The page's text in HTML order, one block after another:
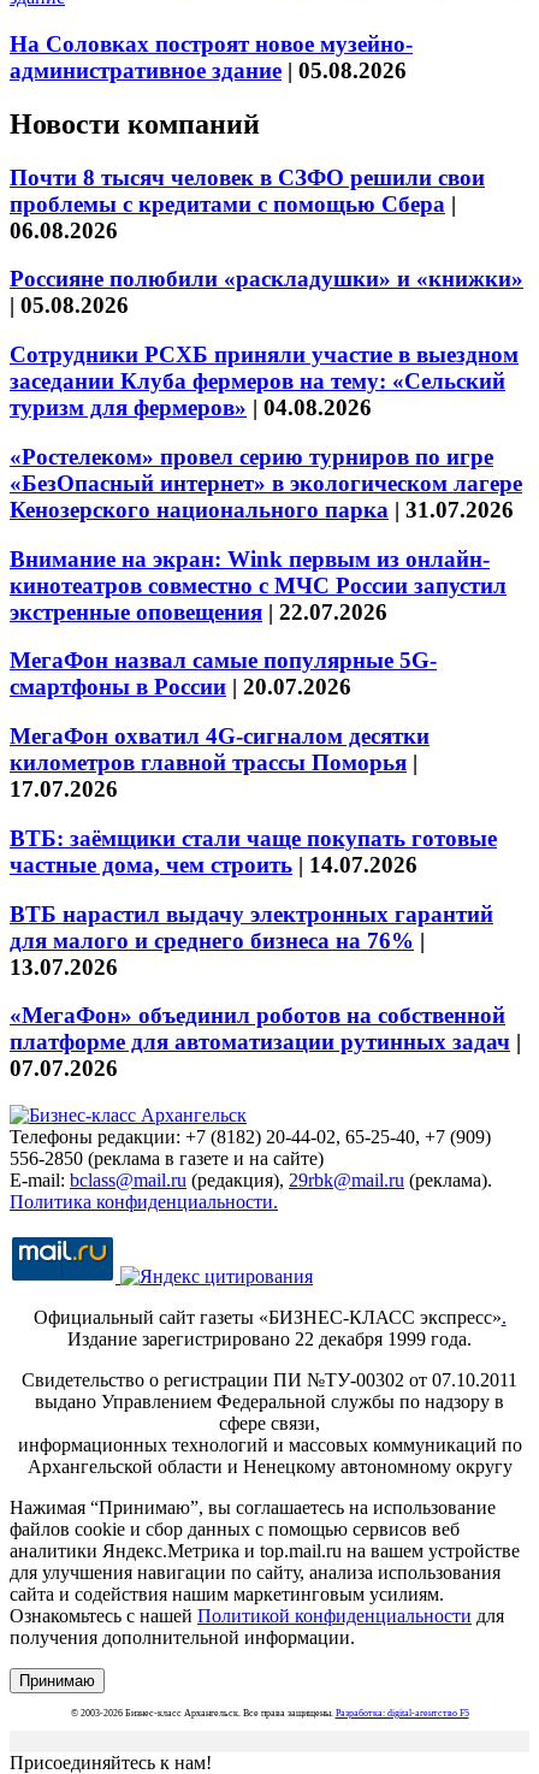
На Соловках построят новое музейно-
административное здание | 05.08.2026
Новости компаний
Почти 8 тысяч человек в СЗФО решили свои
проблемы с кредитами с помощью Сбера |
06.08.2026
Россияне полюбили «раскладушки» и «книжки»
| 05.08.2026
Сотрудники РСХБ приняли участие в выездном
заседании Клуба фермеров на тему: «Сельский
туризм для фермеров» | 04.08.2026
«Ростелеком» провел серию турниров по игре
«БезОпасный интернет» в экологическом лагере
Кенозерского национального парка | 31.07.2026
Внимание на экран: Wink первым из онлайн-
кинотеатров совместно с МЧС России запустил
экстренные оповещения | 22.07.2026
МегаФон назвал самые популярные 5G-
смартфоны в России | 20.07.2026
МегаФон охватил 4G-сигналом десятки
километров главной трассы Поморья |
17.07.2026
ВТБ: заёмщики стали чаще покупать готовые
частные дома, чем строить | 14.07.2026
ВТБ нарастил выдачу электронных гарантий
для малого и среднего бизнеса на 76% |
13.07.2026
«МегаФон» объединил роботов на собственной
платформе для автоматизации рутинных задач |
07.07.2026
Телефоны редакции: +7 (8182) 20-44-02, 65-25-40, +7 (909)
556-2850 (реклама в газете и на сайте)
E-mail: bclass@mail.ru (редакция), 29rbk@mail.ru (реклама).
Политика конфиденциальности.
Официальный сайт газеты «БИЗНЕС-КЛАСС экспресс».
Издание зарегистрировано 22 декабря 1999 года.
Свидетельство о регистрации ПИ №ТУ-00302 от 07.10.2011
выдано Управлением Федеральной службы по надзору в
сфере связи,
информационных технологий и массовых коммуникаций по
Архангельской области и Ненецкому автономному округу
Нажимая “Принимаю”, вы соглашаетесь на использование
файлов cookie и сбор данных с помощью сервисов веб
аналитики Яндекс.Метрика и top.mail.ru на вашем устройстве
для улучшения навигации по сайту, анализа использования
сайта и содействия нашим маркетинговым усилиям.
Ознакомьтесь с нашей Политикой конфиденциальности для
получения дополнительной информации.
Принимаю
© 2003-2026 Бизнес-класс Архангельск. Все права защищены. Разработка: digital-агентство F5
Присоединяйтесь к нам!